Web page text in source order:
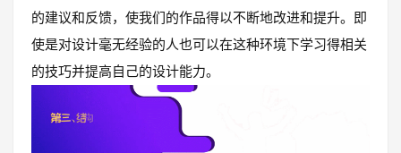
的建议和反馈，使我们的作品得以不断地改进和提升。即
使是对设计毫无经验的人也可以在这种环境下学习得相关
的技巧并提高自己的设计能力。